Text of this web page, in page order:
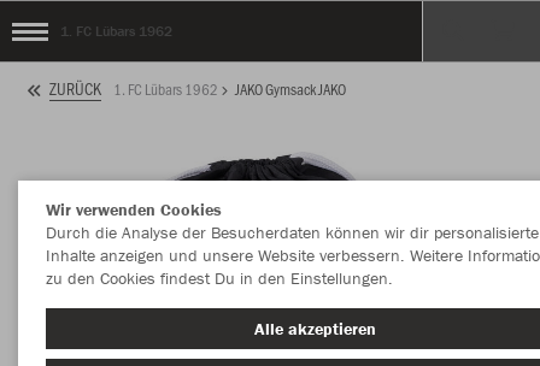
1. FC Lübars 1962
ZURÜCK 1. FC Lübars 1962 JAKO Gymsack JAKO
Wir verwenden Cookies
Durch die Analyse der Besucherdaten können wir dir personalisierte
Inhalte anzeigen und unsere Website verbessern. Weitere
zu den Cookies findest Du in den Einstellungen.
Alle akzeptieren